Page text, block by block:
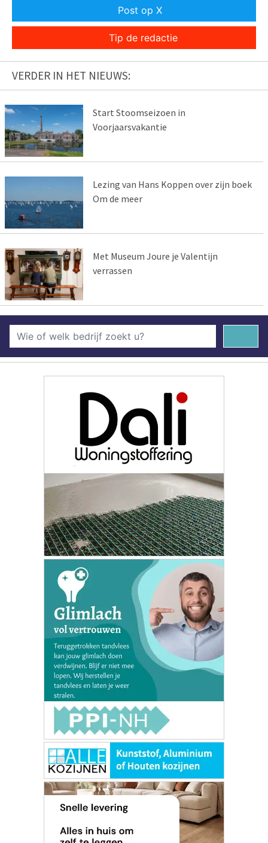
Post op X
Tip de redactie
VERDER IN HET NIEUWS:
Start Stoomseizoen in
Voorjaarsvakantie
Lezing van Hans Koppen over zijn boek
Om de meer
Met Museum Joure je Valentijn
verrassen